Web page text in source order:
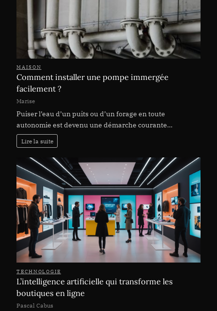
MAISON
Comment installer une pompe immergée
facilement ?
Marise
Puiser l’eau d’un puits ou d’un forage en toute
autonomie est devenu une démarche courante…
Lire la suite
TECHNOLOGIE
L’intelligence artificielle qui transforme les
boutiques en ligne
Pascal Cabus